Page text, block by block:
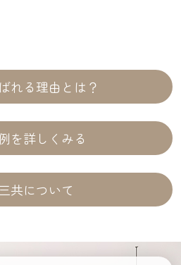
れる理由とは？
を詳しくみる
共について